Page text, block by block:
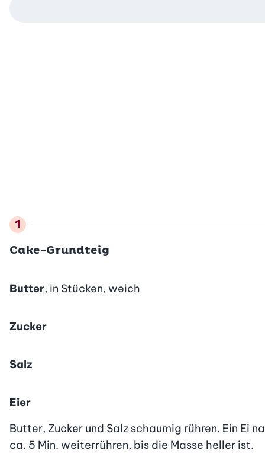
Cake-Grundteig
Butter, in Stücken, weich
Zucker
Salz
Eier
Butter, Zucker und Salz schaumig rühren. Ein Ei
ca. 5 Min. weiterrühren, bis die Masse heller ist.